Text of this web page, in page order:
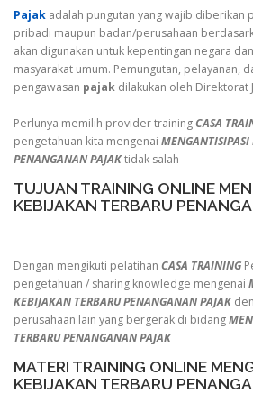
Pajak adalah pungutan yang wajib diberikan
pribadi maupun badan/perusahaan
akan digunakan untuk kepentingan negara
masyarakat umum. Pemungutan, pelayanan,
pengawasan pajak dilakukan oleh Direktorat
Perlunya memilih provider trainingCASA
pengetahuan kita mengenai MENGANTISIPASI
PENANGANAN PAJAKtidak salah
TUJUAN TRAINING ONLINE
KEBIJAKAN TERBARU
Dengan mengikuti pelatihan CASA TRAINING
pengetahuan / sharing knowledge mengenai
KEBIJAKAN TERBARU PENANGANAN PAJAK
perusahaan lain yang bergerak di bidang
TERBARU PENANGANAN PAJAK
MATERI TRAINING ONLINE
KEBIJAKAN TERBARU